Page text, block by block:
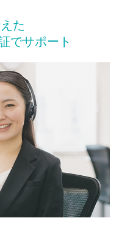
た
でサポート